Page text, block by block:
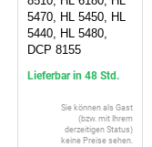
5470, HL 5450, HL
5440, HL 5480,
DCP 8155
Lieferbar in 48 Std.
Sie können als Gast
(bzw. mit Ihrem
derzeitigen Status)
keine Preise sehen.